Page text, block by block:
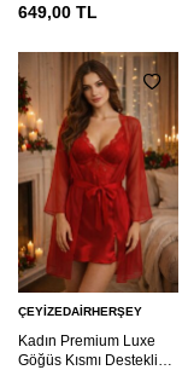
649,00TL
ÇEYIZEDAIRHERŞEY
Kadın Premium Luxe
Göğüs Kısmı Destekli